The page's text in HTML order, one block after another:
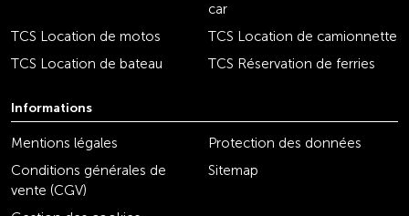
car
TCS Location de motos
TCS Location de camionnette
TCS Location de bateau
TCS Réservation de ferries
Informations
Mentions légales
Protection des données
Conditions générales de
vente (CGV)
Sitemap